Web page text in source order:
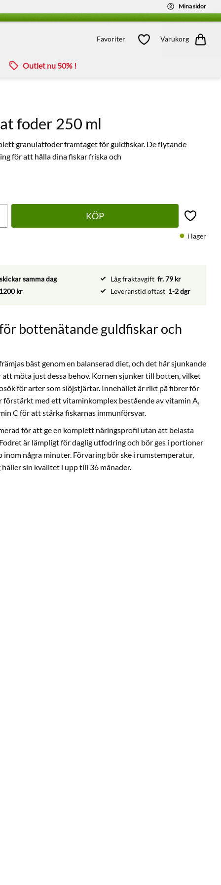
Mina sidor
Favoriter Varukorg
Favoriter
Kundvagn
Outlet nu 50% !
foder 250 ml
granulatfoder framtaget för guldfiskar. De flytande
för att hålla dina fiskar friska och
KÖP Lägg till
i lager
samma dag Låg fraktavgift fr. 79 kr
1200 kr Leveranstid oftast 1-2 dgr
bottenätande guldfiskar och
bäst genom en balanserad diet, och det här sjunkande
möta just dessa behov. Kornen sjunker till botten, vilket
för arter som slöjstjärtar. Innehållet är rikt på fibrer för
förstärkt med ett vitaminkomplex bestående av vitamin A,
C för att stärka fiskarnas immunförsvar.
för att ge en komplett näringsprofil utan att belasta
är lämpligt för daglig utfodring och bör ges i portioner
inom några minuter. Förvaring bör ske i rumstemperatur,
sin kvalitet i upp till 36 månader.
i favoriter